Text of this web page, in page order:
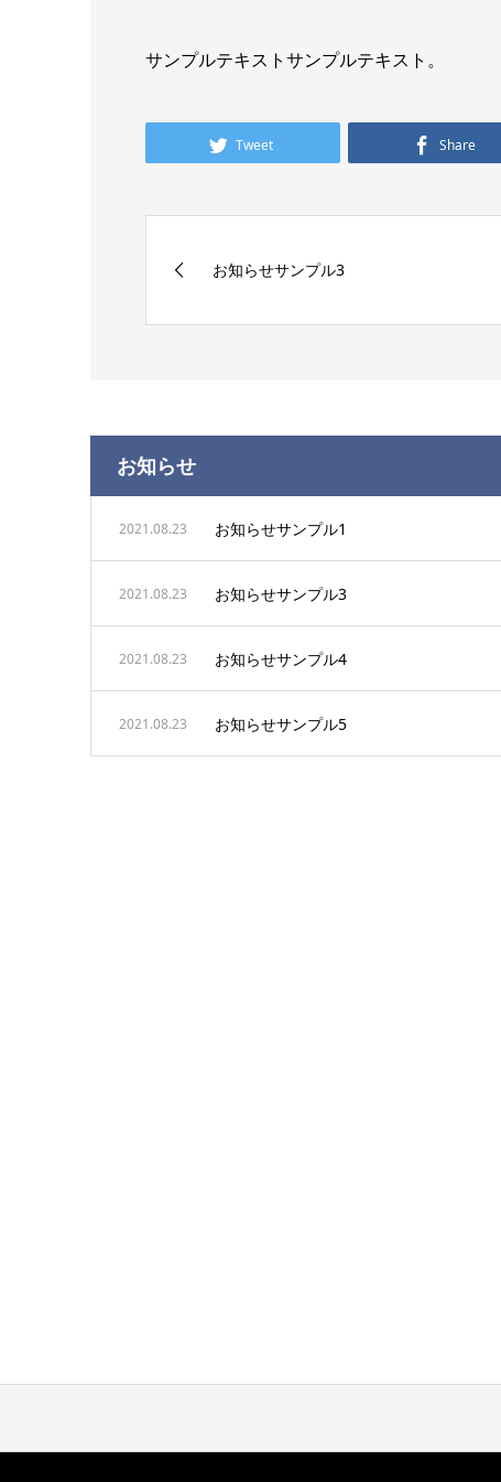
サンプルテキストサンプルテキスト。
Tweet Share
お知らせサンプル3
お知らせ
2021.08.23 お知らせサンプル1
2021.08.23 お知らせサンプル3
2021.08.23 お知らせサンプル4
2021.08.23 お知らせサンプル5